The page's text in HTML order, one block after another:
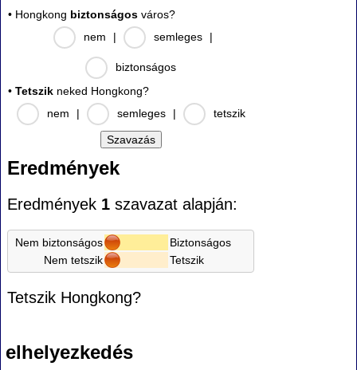
• Hongkong biztonságos város?
nem
| semleges |
biztonságos
• Tetszik neked Hongkong?
nem
| semleges | tetszik
Eredmények
Eredmények 1 szavazat alapján:
Nem biztonságos
Biztonságos
Nem tetszik
Tetszik
Tetszik Hongkong?
elhelyezkedés